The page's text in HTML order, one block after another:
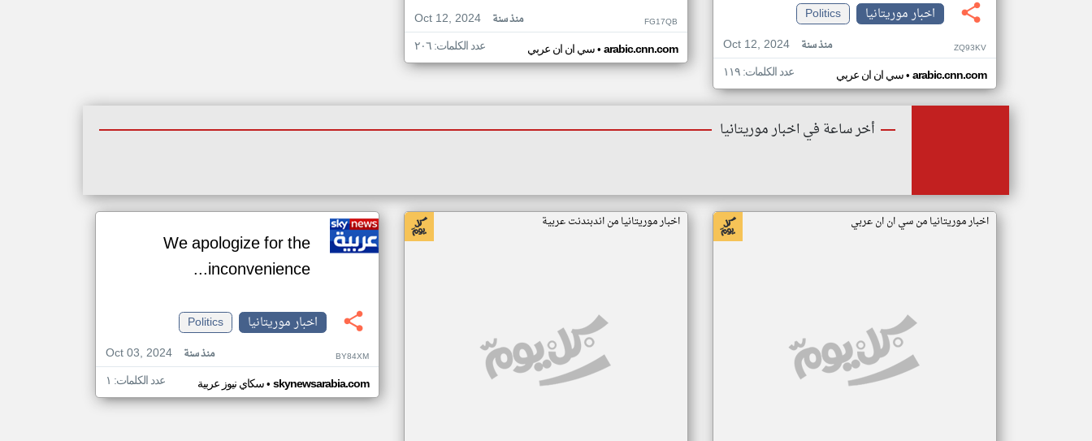
اخبار موريتانيا
Politics
Oct 12, 2024
منذ سنة ZQ93KV
سي ان ان عربي• arabic.cnn.com عدد الكلمات: ١١٩
Oct 12, 2024
منذ سنة FG17QB
سي ان ان عربي• arabic.cnn.com عدد الكلمات: ٢٠٦
أخر ساعة في اخبار موريتانيا
اخبار موريتانيا من سي ان ان عربي اخبار موريتانيا من اندبندنت عربية
We apologize for the
inconvenience...
اخبار موريتانيا
Politics
Oct 03, 2024
منذ سنة BY84XM
سكاي نيوز عربية• skynewsarabia.com عدد الكلمات: ١